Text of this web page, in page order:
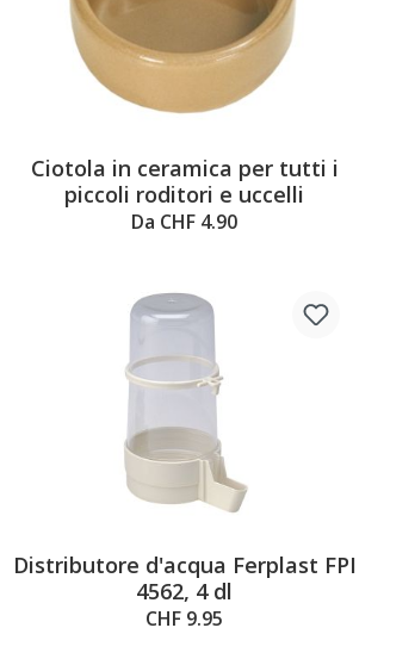
Ciotola in ceramica per tutti i
piccoli roditori e uccelli
Da CHF 4.90
Distributore d'acqua Ferplast FPI
4562, 4 dl
CHF 9.95